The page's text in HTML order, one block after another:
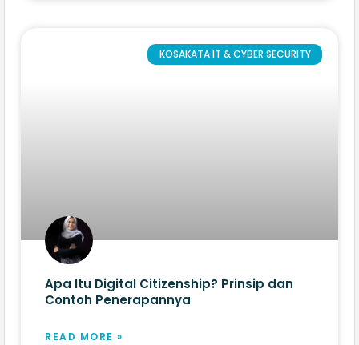
KOSAKATA IT & CYBER SECURITY
Apa Itu Digital Citizenship? Prinsip dan
Contoh Penerapannya
READ MORE »